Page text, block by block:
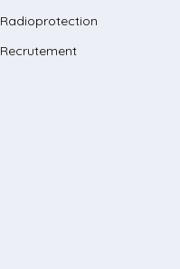
Radioprotection
Recrutement